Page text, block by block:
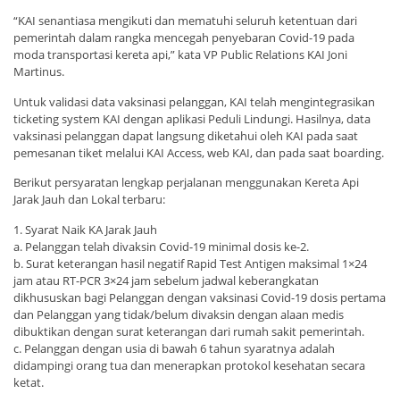
“KAI senantiasa mengikuti dan mematuhi seluruh ketentuan dari
pemerintah dalam rangka mencegah penyebaran Covid-19 pada
moda transportasi kereta api,” kata VP Public Relations KAI Joni
Martinus.
Untuk validasi data vaksinasi pelanggan, KAI telah mengintegrasikan
ticketing system KAI dengan aplikasi Peduli Lindungi. Hasilnya, data
vaksinasi pelanggan dapat langsung diketahui oleh KAI pada saat
pemesanan tiket melalui KAI Access, web KAI, dan pada saat boarding.
Berikut persyaratan lengkap perjalanan menggunakan Kereta Api
Jarak Jauh dan Lokal terbaru:
1. Syarat Naik KA Jarak Jauh
a. Pelanggan telah divaksin Covid-19 minimal dosis ke-2.
b. Surat keterangan hasil negatif Rapid Test Antigen maksimal 1×24
jam atau RT-PCR 3×24 jam sebelum jadwal keberangkatan
dikhususkan bagi Pelanggan dengan vaksinasi Covid-19 dosis pertama
dan Pelanggan yang tidak/belum divaksin dengan alaan medis
dibuktikan dengan surat keterangan dari rumah sakit pemerintah.
c. Pelanggan dengan usia di bawah 6 tahun syaratnya adalah
didampingi orang tua dan menerapkan protokol kesehatan secara
ketat.